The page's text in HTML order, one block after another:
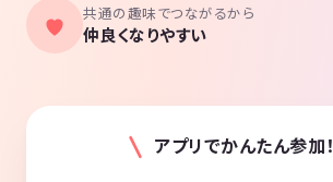
共通の趣味でつながるから
仲良くなりやすい
アプリでかんたん参加！